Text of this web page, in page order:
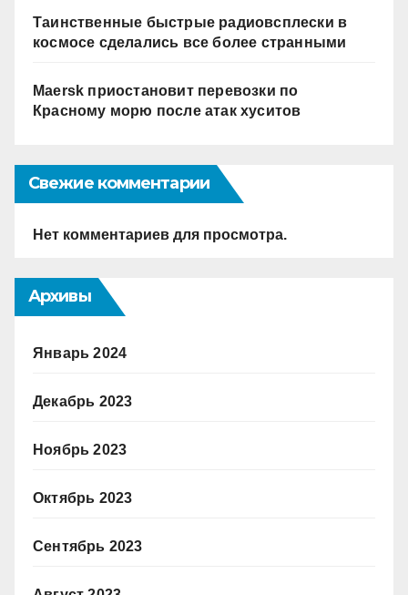
Таинственные быстрые радиовсплески в
космосе сделались все более странными
Maersk приостановит перевозки по
Красному морю после атак хуситов
Свежие комментарии
Нет комментариев для просмотра.
Архивы
Январь 2024
Декабрь 2023
Ноябрь 2023
Октябрь 2023
Сентябрь 2023